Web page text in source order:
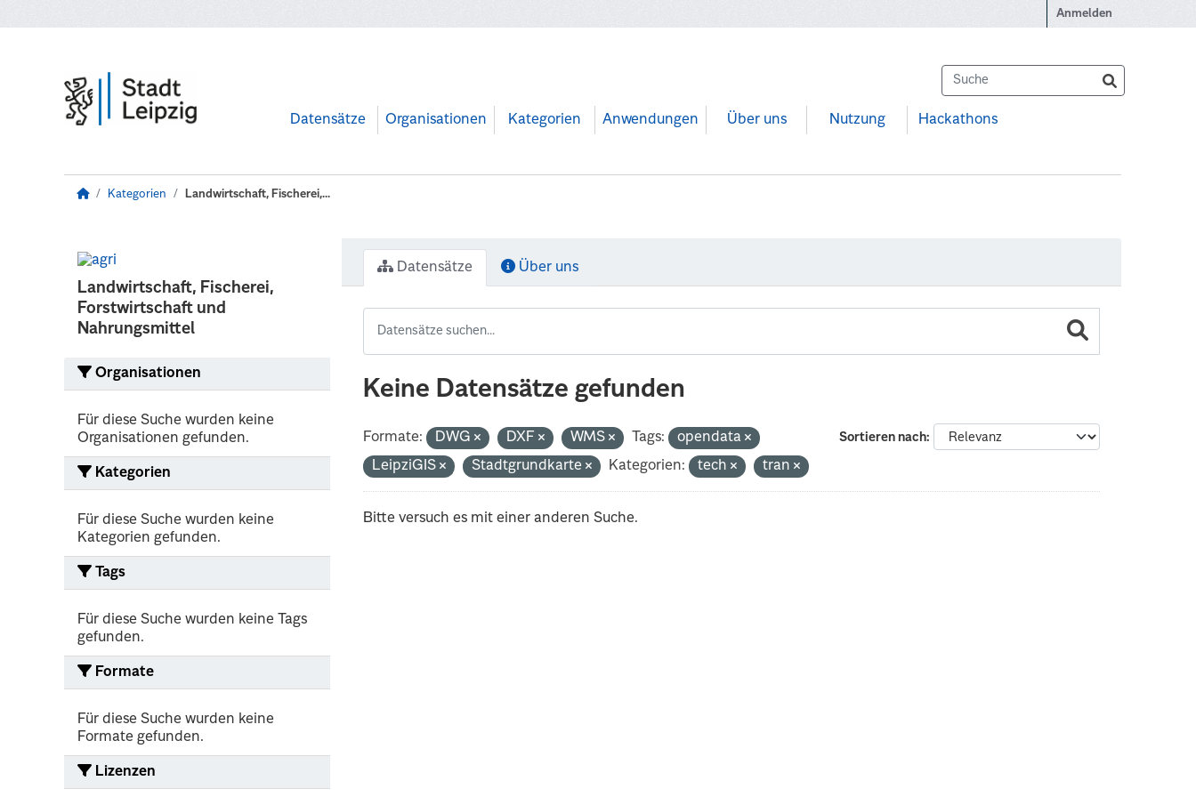
Anmelden
Datensätze Organisationen Kategorien Anwendungen Über uns Nutzung Hackathons
Kategorien Landwirtschaft, Fischerei,...
Landwirtschaft, Fischerei,
Forstwirtschaft und
Nahrungsmittel
Organisationen
Für diese Suche wurden keine
Organisationen gefunden.
Kategorien
Für diese Suche wurden keine
Kategorien gefunden.
Tags
Für diese Suche wurden keine Tags
gefunden.
Formate
Für diese Suche wurden keine
Formate gefunden.
Lizenzen
Datensätze Über uns
Keine Datensätze gefunden
Sortieren nach
Formate: DWG DXF WMS Tags:
opendata
LeipziGIS
Stadtgrundkarte Kategorien: tech tran
Bitte versuch es mit einer anderen Suche.